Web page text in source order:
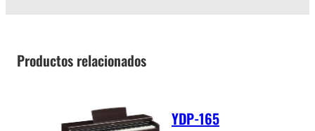
Productos relacionados
YDP-165